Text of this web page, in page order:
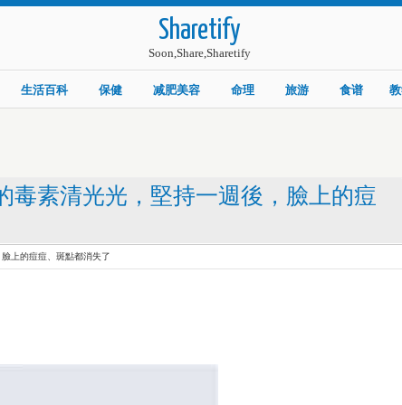
Sharetify
Soon,Share,Sharetify
生活百科 保健 减肥美容 命理 旅游 食谱
毒素清光光，堅持一週後，臉上的痘
上的痘痘、斑點都消失了